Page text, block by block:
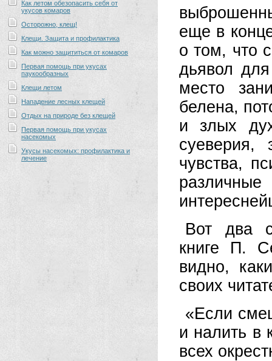
Как летом обезопасить себя от
укусов комаров
Осторожно, клещ!
Клещи. Защита и профилактика
Как можно защититься от комаров
Первая помощь при укусах
паукообразных
Клещи летом
Нападение лесных клещей
Отдых на природе без клещей
Первая помощь при укусах
насекомых
Укусы насекомых: профилактика и
лечение
еще в
о том, что
дьявол
место
белена,
и злых
суеверия,
чувства,
Вот два
книге П.
видно,
своих
«Если
и налить в
всех